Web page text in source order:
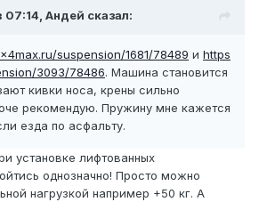
Андей сказал:
suspension/1681/78489 и https
3093/78486. Машина становится
кивки носа, крены сильно
рекомендую. Пружину мне кажется
езда по асфальту.
установке лифтованных
однозначно! Просто можно
нагрузкой например +50 кг. А